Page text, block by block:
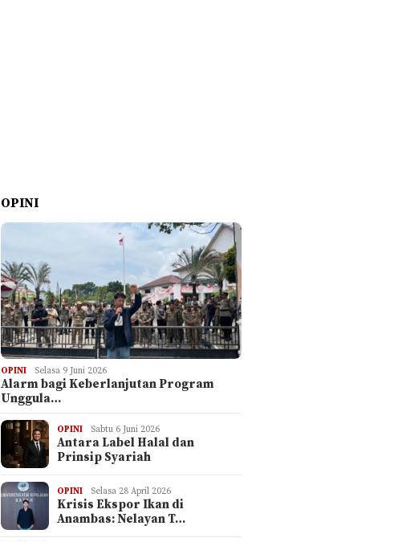
OPINI
OPINI Selasa 9 Juni 2026
Alarm bagi Keberlanjutan Program
Unggula…
OPINI Sabtu 6 Juni 2026
Antara Label Halal dan
Prinsip Syariah
OPINI Selasa 28 April 2026
Krisis Ekspor Ikan di
Anambas: Nelayan T…